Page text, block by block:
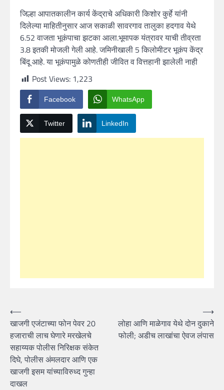
जिल्हा आपातकालीन कार्य केंद्राचे अधिकारी किशोर कुर्हे यांनी
दिलेल्या माहितीनुसार आज सकाळी सावरगाव तालुका हदगाव येथे
6.52 वाजता भूकंपाचा झटका आला.भूमापक यंत्रावर याची तीव्रता
3.8 इतकी मोजली गेली आहे. जमिनीखाली 5 किलोमीटर भूकंप केंद्र
बिंदू आहे. या भूकंपामुळे कोणतीही जीवित व वित्तहानी झालेली नाही
Post Views: 1,223
Facebook WhatsApp
Twitter LinkedIn
Post
navigation
⟵
खाजगी एजंटाच्या फोन पेवर 20
हजाराची लाच घेणारे मरखेलचे
सहाय्यक पोलीस निरिक्षक संकेत
दिघे, पोलीस अंमलदार आणि एक
खाजगी इसम यांच्याविरुध्द गुन्हा
दाखल
लोहा आणि माळेगाव येथे दोन दुकाने
फोली; अडीच लाखांचा ऐवज लंपास
⟶